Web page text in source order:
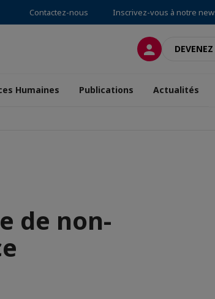
Contactez-nous Inscrivez-vous à notre
CONNEXION
Humaines Publications Actualités
de non-